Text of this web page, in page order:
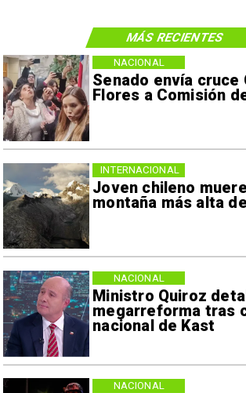
Senado envía cruce
Flores a Comisión
NACIONAL
Joven chileno
montaña más alta
INTERNACIONAL
Ministro Quiroz
megarreforma tras
nacional de Kast
NACIONAL
NACIONAL
MÁS RECIENTES